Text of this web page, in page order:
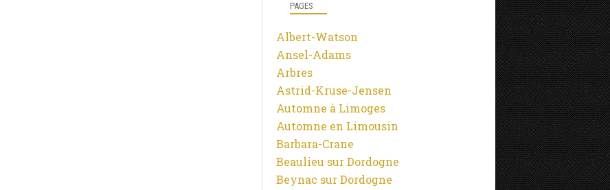
PAGES
Albert-Watson
Ansel-Adams
Arbres
Astrid-Kruse-Jensen
Automne à Limoges
Automne en Limousin
Barbara-Crane
Beaulieu sur Dordogne
Beynac sur Dordogne